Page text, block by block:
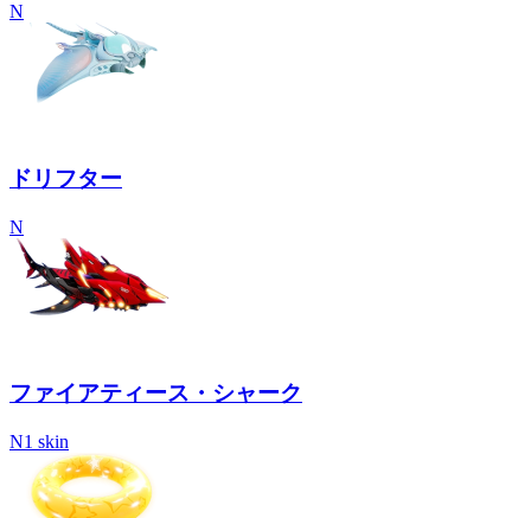
N
ドリフター
N
ファイアティース・シャーク
N1 skin